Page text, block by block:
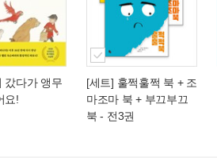
갔다가 앵무
요!
[세트] 훌쩍훌쩍 북 + 조
마조마 북 + 부끄부끄
북 - 전3권